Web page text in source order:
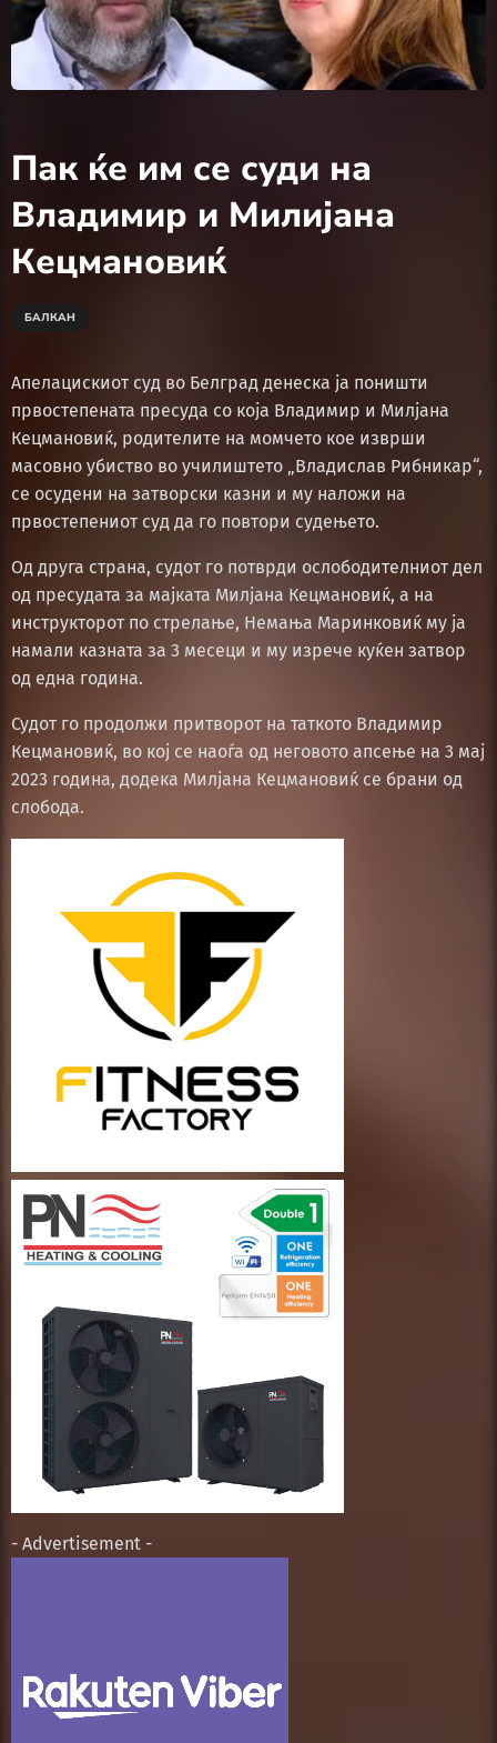
Пак ќе им се суди на
Владимир и Милијана
Кецмановиќ
БАЛКАН
Апелацискиот суд во Белград денеска ја поништи
првостепената пресуда со која Владимир и Милјана
Кецмановиќ, родителите на момчето кое изврши
масовно убиство во училиштето „Владислав Рибникар“,
се осудени на затворски казни и му наложи на
првостепениот суд да го повтори судењето.
Од друга страна, судот го потврди ослободителниот дел
од пресудата за мајката Милјана Кецмановиќ, а на
инструкторот по стрелање, Немања Маринковиќ му ја
намали казната за 3 месеци и му изрече куќен затвор
од една година.
Судот го продолжи притворот на таткото Владимир
Кецмановиќ, во кој се наоѓа од неговото апсење на 3 мај
2023 година, додека Милјана Кецмановиќ се брани од
слобода.
- Advertisement -